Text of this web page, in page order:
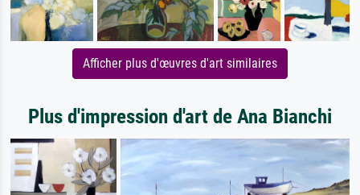
Afficher plus d'œuvres d'art similaires
Plus d'impression d'art de Ana Bianchi